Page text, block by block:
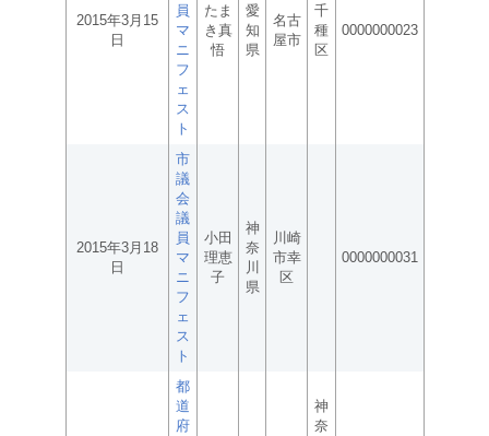
2015年3月15
日
員
マ
ニ
フ
ェ
ス
ト
たま
き真
悟
愛
知
県
名古
屋市
千
種
区
0000000023
2015年3月18
日
市
議
会
議
員
マ
ニ
フ
ェ
ス
ト
小田
理恵
子
神
奈
川
県
川崎
市幸
区
0000000031
都
道
府
神
奈